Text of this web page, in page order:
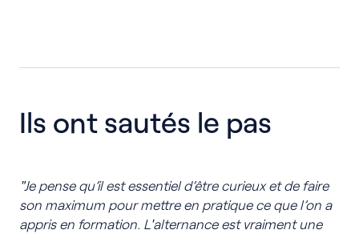
Ils ont sautés le pas
"Je pense qu’il est essentiel d’être curieux et de faire
son maximum pour mettre en pratique ce que l’on a
appris en formation. L'alternance est vraiment une